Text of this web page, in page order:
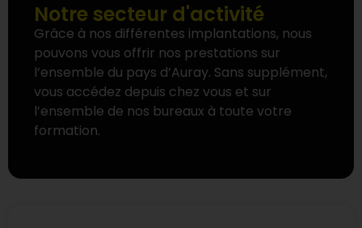
Notre secteur d'activité
Grâce à nos différentes implantations, nous
pouvons vous offrir nos prestations sur
l’ensemble du pays d’Auray. Sans supplément,
vous accédez depuis chez vous et sur
l’ensemble de nos bureaux à toute votre
formation.